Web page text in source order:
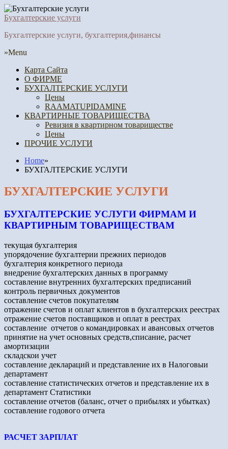
Бухгалтерские услуги
Бухгалтерские услуги, бухгалтерия,финансы
»Menu
Карта Сайта
О ФИРМЕ
БУХГАЛТЕРСКИЕ УСЛУГИ
Цены
RAAMATUPIDAMINE
КВАРТИРНЫЕ ТОВАРИЩЕСТВА
Ревизия в квартирном товариществе
Цены
ПРОЧИЕ УСЛУГИ
Home»
БУХГАЛТЕРСКИЕ УСЛУГИ
БУХГАЛТЕРСКИЕ УСЛУГИ
БУХГАЛТЕРСКИЕ УСЛУГИ ФИРМАМ И
КВАРТИРНЫМ ТОВАРИЩЕСТВАМ
текущая бухгалтерия
упорядочение бухгалтерии прежних периодов
бухгалтерия конкретного периода
внедрение бухгалтерских данных в программу
составление внутренних бухгалтерских предписаний
контроль первичных документов
составление счетов покупателям
отражение счетов и оплат клиентов в бухгалтерских реестрах
отражение счетов поставщиков и оплат в реестрах
составление отчетов о командировках и авансовых отчетов
принятие на учет основных средств,списание, расчет
амортизации
складскои учет
составление деклараций и представление их в Налоговыи
департамент
составление статистических отчетов и представление их в
департамент Статистики
составление отчетов (баланс, отчет о прибылях и убытках)
составление годового отчета
РАСЧЕТ ЗАРПЛАТ